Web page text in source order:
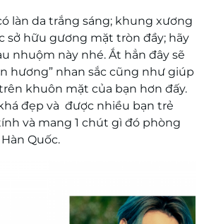
làn da trắng sáng; khung xương
sở hữu gương mặt tròn đầy; hãy
nhuộm này nhé. Ắt hẳn đây sẽ
hương” nhan sắc cũng như giúp
khuôn mặt của bạn hơn đấy.
đẹp và được nhiều bạn trẻ
và mang 1 chút gì đó phòng
Quốc.